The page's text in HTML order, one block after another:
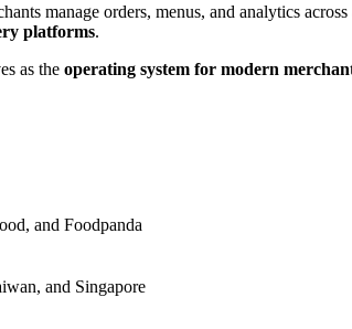
manage orders, menus, and analytics
platforms.
as the operating system for modern
and Foodpanda
and Singapore